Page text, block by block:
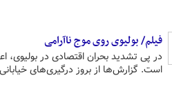
فیلم/ بولیوی روی موج ناآرامی
در پی تشدید بحران اقتصادی در
است. گزارش‌ها از بروز درگیری‌های